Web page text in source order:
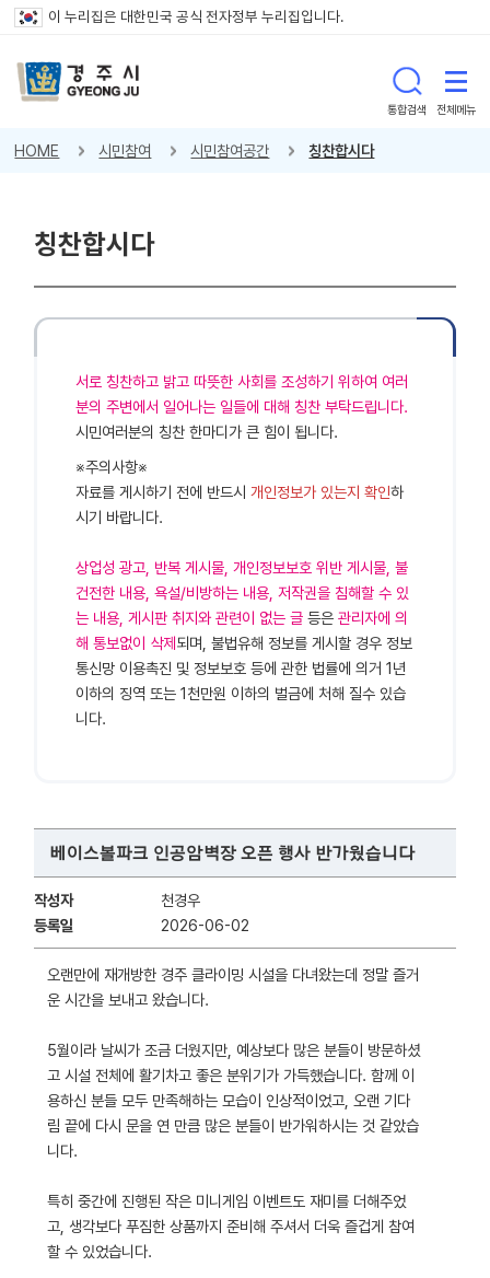
이 누리집은 대한민국 공식 전자정부 누리집입니다.
통합검색 전체메뉴
HOME 시민참여 시민참여공간 칭찬합시다
칭찬합시다
서로 칭찬하고 밝고 따뜻한 사회를 조성하기 위하여 여러
분의 주변에서 일어나는 일들에 대해 칭찬 부탁드립니다.
시민여러분의 칭찬 한마디가 큰 힘이 됩니다.
※주의사항※
자료를 게시하기 전에 반드시개인정보가 있는지 확인하
시기 바랍니다.
상업성 광고, 반복 게시물, 개인정보보호 위반 게시물, 불
건전한 내용, 욕설/비방하는 내용, 저작권을 침해할 수 있
는 내용, 게시판 취지와 관련이 없는 글 등은관리자에 의
해 통보없이 삭제 되며, 불법유해 정보를 게시할 경우 정보
통신망 이용촉진 및 정보보호 등에 관한 법률에 의거 1년
이하의 징역 또는 1천만원 이하의 벌금에 처해 질수 있습
니다.
베이스볼파크 인공암벽장 오픈 행사 반가웠습니다
작성자
천경우
등록일
2026-06-02
오랜만에 재개방한 경주 클라이밍 시설을 다녀왔는데 정말 즐거
운 시간을 보내고 왔습니다.
5월이라 날씨가 조금 더웠지만, 예상보다 많은 분들이 방문하셨
고 시설 전체에 활기차고 좋은 분위기가 가득했습니다. 함께 이
용하신 분들 모두 만족해하는 모습이 인상적이었고, 오랜 기다
림 끝에 다시 문을 연 만큼 많은 분들이 반가워하시는 것 같았습
니다.
특히 중간에 진행된 작은 미니게임 이벤트도 재미를 더해주었
고, 생각보다 푸짐한 상품까지 준비해 주셔서 더욱 즐겁게 참여
할 수 있었습니다.